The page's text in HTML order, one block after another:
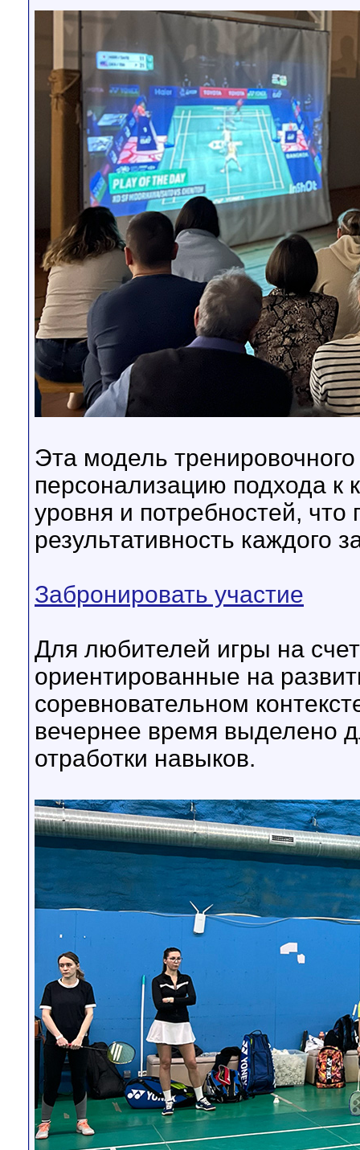
Эта модель
персонализацию подхода к
уровня и потребностей, что
результативность каждого
Забронировать участие
Для любителей игры на
ориентированные на
соревновательном
вечернее время выделено
отработки навыков.